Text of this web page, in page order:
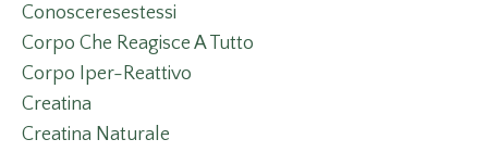
Conosceresestessi
Corpo Che Reagisce A Tutto
Corpo Iper-Reattivo
Creatina
Creatina Naturale